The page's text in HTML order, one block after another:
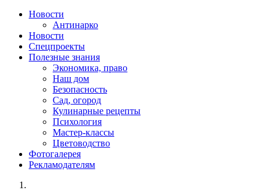
Новости
Антинарко
Новости
Спецпроекты
Полезные знания
Экономика, право
Наш дом
Безопасность
Сад, огород
Кулинарные рецепты
Психология
Мастер-классы
Цветоводство
Фотогалерея
Рекламодателям